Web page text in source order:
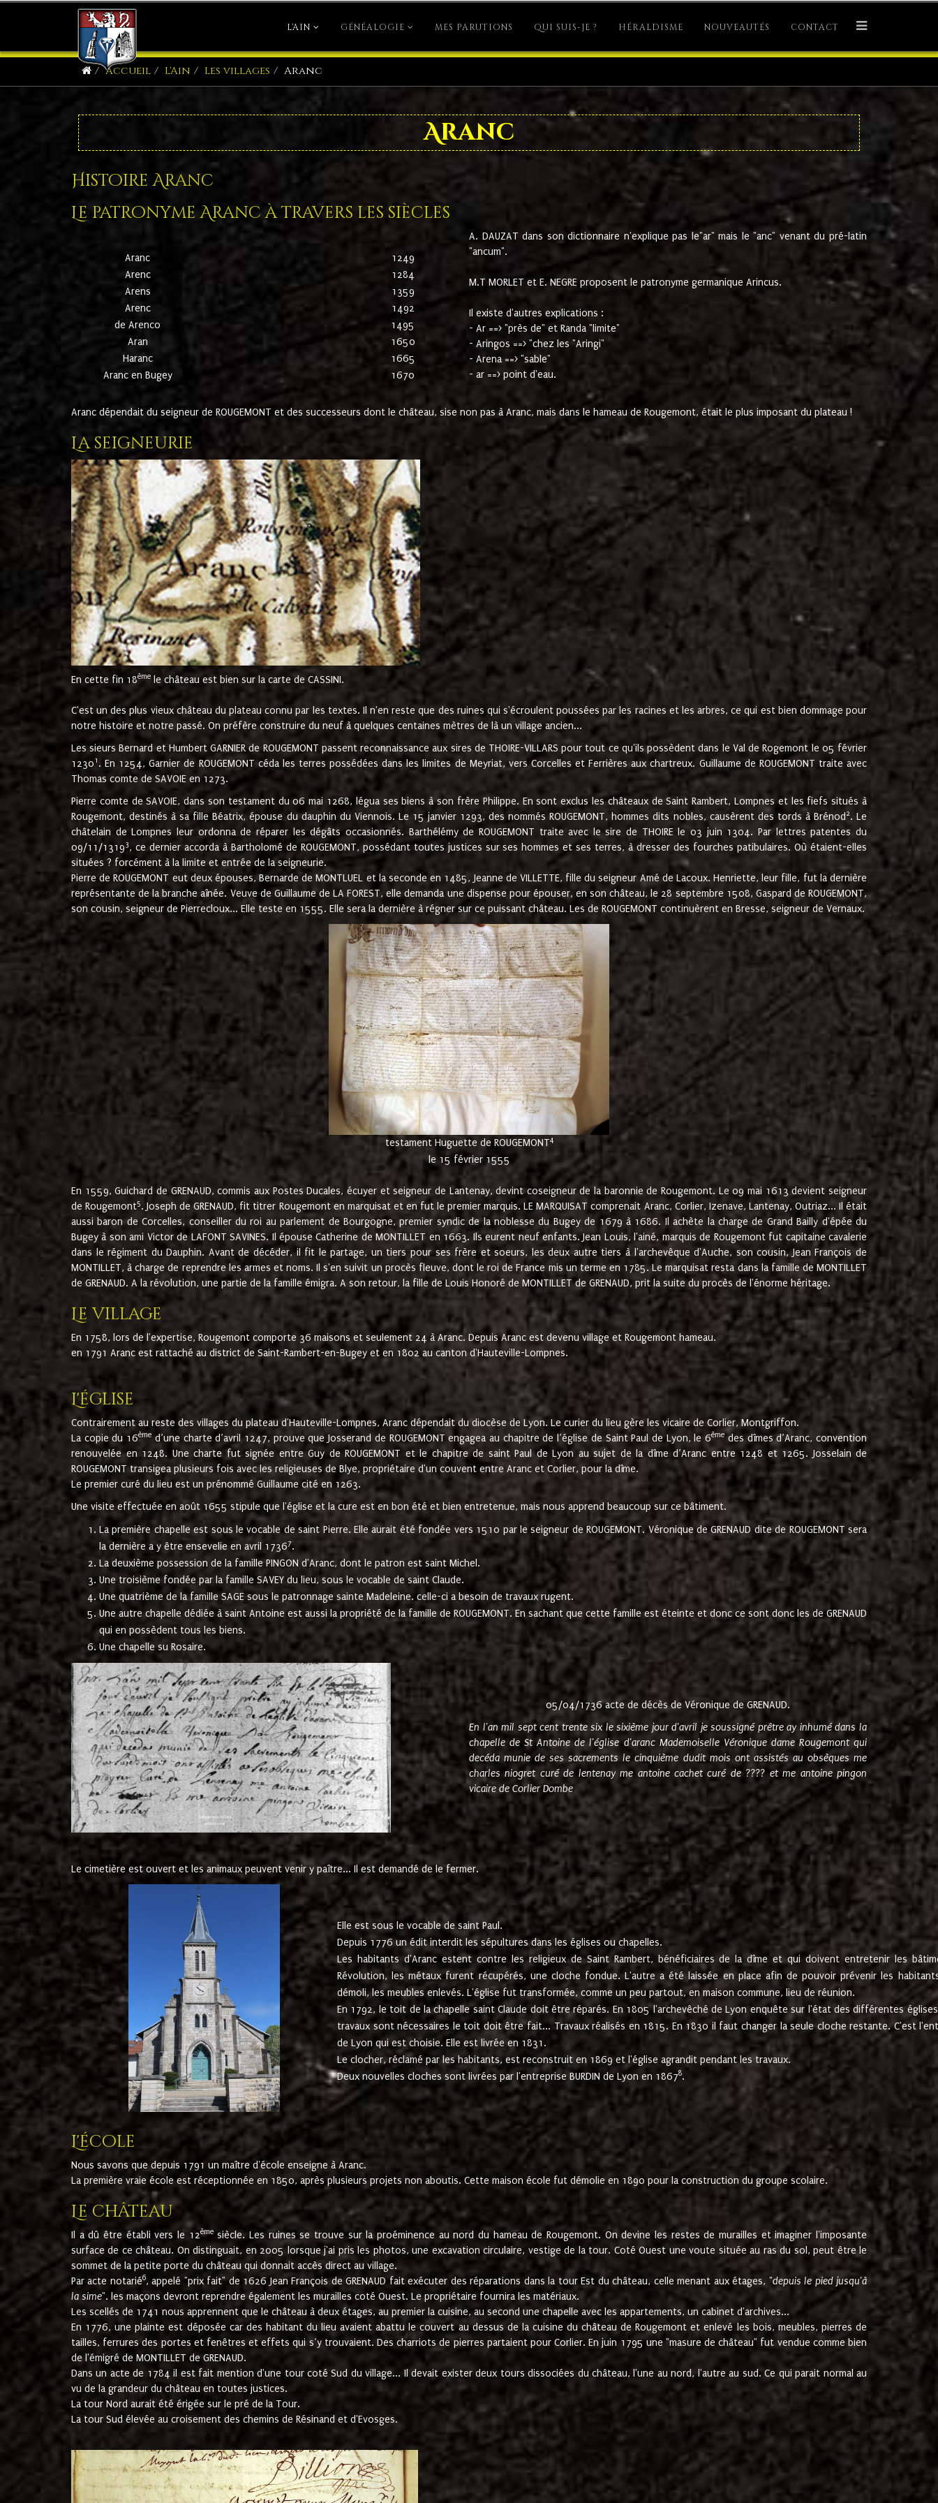
L'AIN GÉNÉALOGIE MES PARUTIONS QUI SUIS-JE ? HÉRALDISME NOUVEAUTÉS CONTACT
Accueil L'Ain Les villages Aranc
Aranc
Histoire Aranc
Le patronyme Aranc à travers les siècles
Aranc
1249
Arenc
1284
Arens
1359
Arenc
1492
de Arenco
1495
Aran
1650
Haranc
1665
Aranc en Bugey
1670
A. DAUZAT dans son dictionnaire n'explique pas le"ar" mais le "anc" venant du pré-latin
"ancum".
M.T MORLET et E. NEGRE proposent le patronyme germanique Arincus.
Il existe d'autres explications :
- Ar ==> "près de" et Randa "limite"
- Aringos ==> "chez les "Aringi"
- Arena ==> "sable"
- ar ==> point d'eau.
Aranc dépendait du seigneur de ROUGEMONT et des successeurs dont le château, sise non pas à Aranc, mais dans le hameau de Rougemont, était le plus imposant du plateau !
La seigneurie
En cette fin 18ème le château est bien sur la carte de CASSINI.
C'est un des plus vieux château du plateau connu par les textes. Il n'en reste que des ruines qui s'écroulent poussées par les racines et les arbres, ce qui est bien dommage pour
notre histoire et notre passé. On préfère construire du neuf à quelques centaines mètres de là un village ancien...
Les sieurs Bernard et Humbert GARNIER de ROUGEMONT passent reconnaissance aux sires de THOIRE-VILLARS pour tout ce qu'ils possèdent dans le Val de Rogemont le 05 février
12301 . En 1254, Garnier de ROUGEMONT céda les terres possédées dans les limites de Meyriat, vers Corcelles et Ferrières aux chartreux. Guillaume de ROUGEMONT traite avec
Thomas comte de SAVOIE en 1273.
Pierre comte de SAVOIE, dans son testament du 06 mai 1268, légua ses biens à son frère Philippe. En sont exclus les châteaux de Saint Rambert, Lompnes et les fiefs situés à
Rougemont, destinés à sa fille Béatrix, épouse du dauphin du Viennois. Le 15 janvier 1293, des nommés ROUGEMONT, hommes dits nobles, causèrent des tords à Brénod 2. Le
châtelain de Lompnes leur ordonna de réparer les dégâts occasionnés. Barthélémy de ROUGEMONT traite avec le sire de THOIRE le 03 juin 1304. Par lettres patentes du
09/11/13193, ce dernier accorda à Bartholomé de ROUGEMONT, possédant toutes justices sur ses hommes et ses terres, à dresser des fourches patibulaires. Où étaient-elles
situées ? forcément à la limite et entrée de la seigneurie.
Pierre de ROUGEMONT eut deux épouses, Bernarde de MONTLUEL et la seconde en 1485, Jeanne de VILLETTE, fille du seigneur Amé de Lacoux. Henriette, leur fille, fut la dernière
représentante de la branche aînée. Veuve de Guillaume de LA FOREST, elle demanda une dispense pour épouser, en son château, le 28 septembre 1508, Gaspard de ROUGEMONT,
son cousin, seigneur de Pierrecloux... Elle teste en 1555. Elle sera la dernière à régner sur ce puissant château. Les de ROUGEMONT continuèrent en Bresse, seigneur de Vernaux.
testament Huguette de ROUGEMONT4
le 15 février 1555
En 1559, Guichard de GRENAUD, commis aux Postes Ducales, écuyer et seigneur de Lantenay, devint coseigneur de la baronnie de Rougemont. Le 09 mai 1613 devient seigneur
de Rougemont5. Joseph de GRENAUD, fit titrer Rougemont en marquisat et en fut le premier marquis. LE MARQUISAT comprenait Aranc, Corlier, Izenave, Lantenay, Outriaz... Il était
aussi baron de Corcelles, conseiller du roi au parlement de Bourgogne, premier syndic de la noblesse du Bugey de 1679 à 1686. Il achète la charge de Grand Bailly d'épée du
Bugey à son ami Victor de LAFONT SAVINES. Il épouse Catherine de MONTILLET en 1663. Ils eurent neuf enfants. Jean Louis, l'ainé, marquis de Rougemont fut capitaine cavalerie
dans le régiment du Dauphin. Avant de décéder, il fit le partage, un tiers pour ses frère et soeurs, les deux autre tiers à l'archevêque d'Auche, son cousin, Jean François de
MONTILLET, à charge de reprendre les armes et noms. Il s'en suivit un procès fleuve, dont le roi de France mis un terme en 1785. Le marquisat resta dans la famille de MONTILLET
de GRENAUD. A la révolution, une partie de la famille émigra. A son retour, la fille de Louis Honoré de MONTILLET de GRENAUD, prit la suite du procès de l'énorme héritage.
Le village
En 1758, lors de l'expertise, Rougemont comporte 36 maisons et seulement 24 à Aranc. Depuis Aranc est devenu village et Rougemont hameau.
en 1791 Aranc est rattaché au district de Saint-Rambert-en-Bugey et en 1802 au canton d'Hauteville-Lompnes.
L'église
Contrairement au reste des villages du plateau d'Hauteville-Lompnes, Aranc dépendait du diocèse de Lyon. Le curier du lieu gère les vicaire de Corlier, Montgriffon.
La copie du 16ème d’une charte d’avril 1247, prouve que Josserand de ROUGEMONT engagea au chapitre de l’église de Saint Paul de Lyon, le 6ème des dîmes d’Aranc, convention
renouvelée en 1248. Une charte fut signée entre Guy de ROUGEMONT et le chapitre de saint Paul de Lyon au sujet de la dîme d’Aranc entre 1248 et 1265. Josselain de
ROUGEMONT transigea plusieurs fois avec les religieuses de Blye, propriétaire d'un couvent entre Aranc et Corlier, pour la dîme.
Le premier curé du lieu est un prénommé Guillaume cité en 1263.
Une visite effectuée en août 1655 stipule que l'église et la cure est en bon été et bien entretenue, mais nous apprend beaucoup sur ce bâtiment.
La première chapelle est sous le vocable de saint Pierre. Elle aurait été fondée vers 1510 par le seigneur de ROUGEMONT. Véronique de GRENAUD dite de ROUGEMONT sera
la dernière a y être ensevelie en avril 17367.
La deuxième possession de la famille PINGON d'Aranc, dont le patron est saint Michel.
Une troisième fondée par la famille SAVEY du lieu, sous le vocable de saint Claude.
Une quatrième de la famille SAGE sous le patronnage sainte Madeleine. celle-ci a besoin de travaux rugent.
Une autre chapelle dédiée à saint Antoine est aussi la propriété de la famille de ROUGEMONT. En sachant que cette famille est éteinte et donc ce sont donc les de GRENAUD
qui en possèdent tous les biens.
Une chapelle su Rosaire.
05/04/1736 acte de décès de Véronique de GRENAUD.
En l'an mil sept cent trente six le sixième jour d'avril je soussigné prêtre ay inhumé dans la
chapelle de St Antoine de l'église d'aranc Mademoiselle Véronique dame Rougemont qui
decéda munie de ses sacrements le cinquième dudit mois ont assistés au obsèques me
charles niogret curé de lentenay me antoine cachet curé de ???? et me antoine pingon
vicaire de Corlier Dombe
Le cimetière est ouvert et les animaux peuvent venir y paître... Il est demandé de le fermer.
Elle est sous le vocable de saint Paul.
Depuis 1776 un édit interdit les sépultures dans les églises ou chapelles.
Les habitants d'Aranc estent contre les religieux de Saint Rambert, bénéficiaires de la dîme et qui doivent entretenir les
Révolution, les métaux furent récupérés, une cloche fondue. L'autre a été laissée en place afin de pouvoir prévenir les
démoli, les meubles enlevés. L'église fut transformée, comme un peu partout, en maison commune, lieu de réunion.
En 1792, le toit de la chapelle saint Claude doit être réparés. En 1805 l'archevêché de Lyon enquête sur l'état des différentes
travaux sont nécessaires le toit doit être fait... Travaux réalisés en 1815. En 1830 il faut changer la seule cloche restante. C'est
de Lyon qui est choisie. Elle est livrée en 1831.
Le clocher, réclamé par les habitants, est reconstruit en 1869 et l'église agrandit pendant les travaux.
Deux nouvelles cloches sont livrées par l'entreprise BURDIN de Lyon en 18678.
L'école
Nous savons que depuis 1791 un maître d'école enseigne à Aranc.
La première vraie école est réceptionnée en 1850, après plusieurs projets non aboutis. Cette maison école fut démolie en 1890 pour la construction du groupe scolaire.
Le château
Il a dû être établi vers le 12èmesiècle. Les ruines se trouve sur la proéminence au nord du hameau de Rougemont. On devine les restes de murailles et imaginer l'imposante
surface de ce château. On distinguait, en 2005 lorsque j'ai pris les photos, une excavation circulaire, vestige de la tour. Coté Ouest une voute située au ras du sol, peut être le
sommet de la petite porte du château qui donnait accès direct au village.
Par acte notarié6, appelé "prix fait" de 1626 Jean François de GRENAUD fait exécuter des réparations dans la tour Est du château, celle menant aux étages, "depuis le pied jusqu'à
la sime". les maçons devront reprendre également les murailles coté Ouest. Le propriétaire fournira les matériaux.
Les scellés de 1741 nous apprennent que le château à deux étages, au premier la cuisine, au second une chapelle avec les appartements, un cabinet d'archives...
En 1776, une plainte est déposée car des habitant du lieu avaient abattu le couvert au dessus de la cuisine du château de Rougemont et enlevé les bois, meubles, pierres de
tailles, ferrures des portes et fenêtres et effets qui s’y trouvaient. Des charriots de pierres partaient pour Corlier. En juin 1795 une "masure de château" fut vendue comme bien
de l'émigré de MONTILLET de GRENAUD.
Dans un acte de 1784 il est fait mention d'une tour coté Sud du village... Il devait exister deux tours dissociées du château, l'une au nord, l'autre au sud. Ce qui parait normal au
vu de la grandeur du château en toutes justices.
La tour Nord aurait été érigée sur le pré de la Tour.
La tour Sud élevée au croisement des chemins de Résinand et d'Evosges.